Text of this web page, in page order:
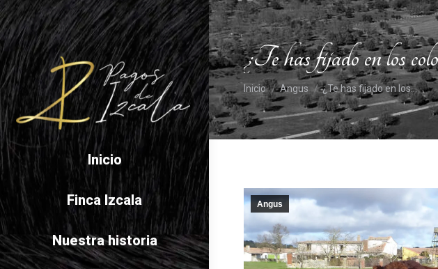
Inicio
Finca Izcala
Nuestra historia
¿Te has fijado en los
Estás aquí:
Inicio Angus ¿Te has fijado en los…
Angus